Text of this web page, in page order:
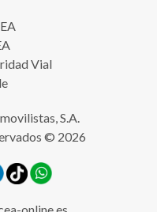
Vial
S.A.
© 2026